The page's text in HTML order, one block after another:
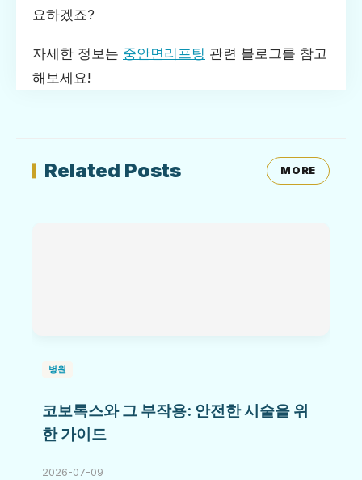
요하겠죠?
자세한 정보는 중안면리프팅 관련 블로그를 참고
해보세요!
Related Posts MORE
병원
코보톡스와 그 부작용: 안전한 시술을 위
한 가이드
2026-07-09